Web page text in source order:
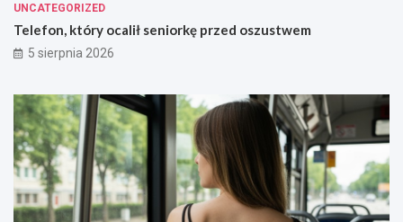
UNCATEGORIZED
Telefon, który ocalił seniorkę przed oszustwem
5 sierpnia 2026